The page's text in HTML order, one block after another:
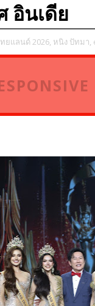
อินเดีย
ยแลนด์ 2026, หนิง ปัทมา,